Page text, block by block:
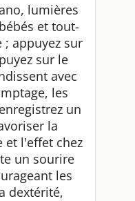
lumières
et tout-
; appuyez sur
sur le
avec
les
un
la
l'effet chez
un sourire
les
dextérité,